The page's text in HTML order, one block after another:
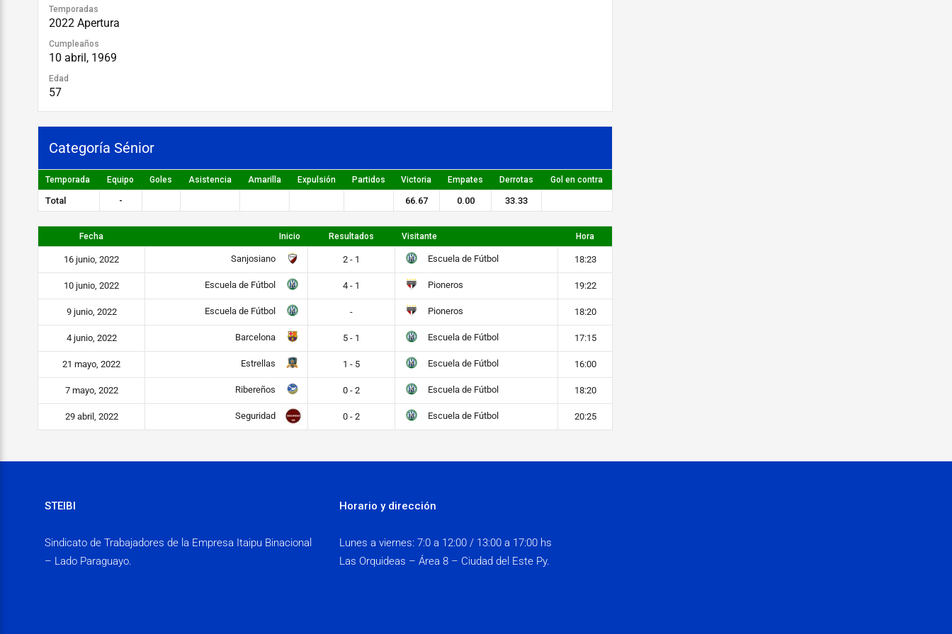
Temporadas
2022 Apertura
Cumpleaños
10 abril, 1969
Edad
57
Categoría Sénior
Temporada Equipo Goles Asistencia Amarilla Expulsión Partidos Victoria Empates Derrotas Gol en contra
Total - 66.67 0.00 33.33
Fecha Inicio Resultados Visitante Hora
16 junio, 2022 Sanjosiano 2 - 1 Escuela de Fútbol 18:23
10 junio, 2022 Escuela de Fútbol 4 - 1 Pioneros 19:22
9 junio, 2022 Escuela de Fútbol - Pioneros 18:20
4 junio, 2022 Barcelona 5 - 1 Escuela de Fútbol 17:15
21 mayo, 2022 Estrellas 1 - 5 Escuela de Fútbol 16:00
7 mayo, 2022 Ribereños 0 - 2 Escuela de Fútbol 18:20
29 abril, 2022 Seguridad 0 - 2 Escuela de Fútbol 20:25
STEIBI
Sindicato de Trabajadores de la Empresa Itaipu Binacional
– Lado Paraguayo.
Horario y dirección
Lunes a viernes: 7:0 a 12:00 / 13:00 a 17:00 hs
Las Orquideas – Área 8 – Ciudad del Este Py.